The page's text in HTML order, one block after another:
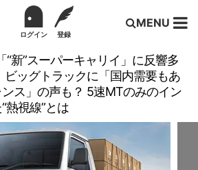
ログイン 登録
MENU
新”スーパーキャリイ」に反響多
ビッグトラックに「国内需要もあ
ス」の声も？ 5速MTのみのイン
熱視線”とは